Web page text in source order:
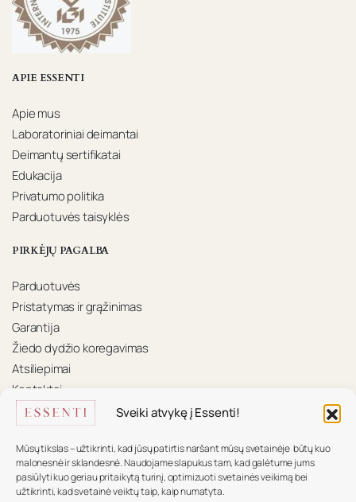
Sveiki atvykę į Essenti!
Mūsų tikslas – užtikrinti, kad jūsų patirtis naršant mūsų svetainėje būtų kuo
malonesnė ir sklandesnė. Naudojame slapukus tam, kad galėtume jums
pasiūlyti kuo geriau pritaikytą turinį, optimizuoti svetainės veikimą bei
užtikrinti, kad svetainė veiktų taip, kaip numatyta.
APIE ESSENTI
Apie mus
Laboratoriniai deimantai
Deimantų sertifikatai
Edukacija
Privatumo politika
Parduotuvės taisyklės
PIRKĖJŲ PAGALBA
Parduotuvės
Pristatymas ir grąžinimas
Garantija
Žiedo dydžio koregavimas
Atsiliepimai
Kontaktai
KONTAKTAI
Mūsų komanda pasiruošusi padėti.
+370 617 16 585